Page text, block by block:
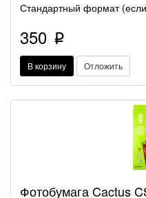
Стандартный формат (если
350 p
В корзину Отложить
Фотобумага Cactus